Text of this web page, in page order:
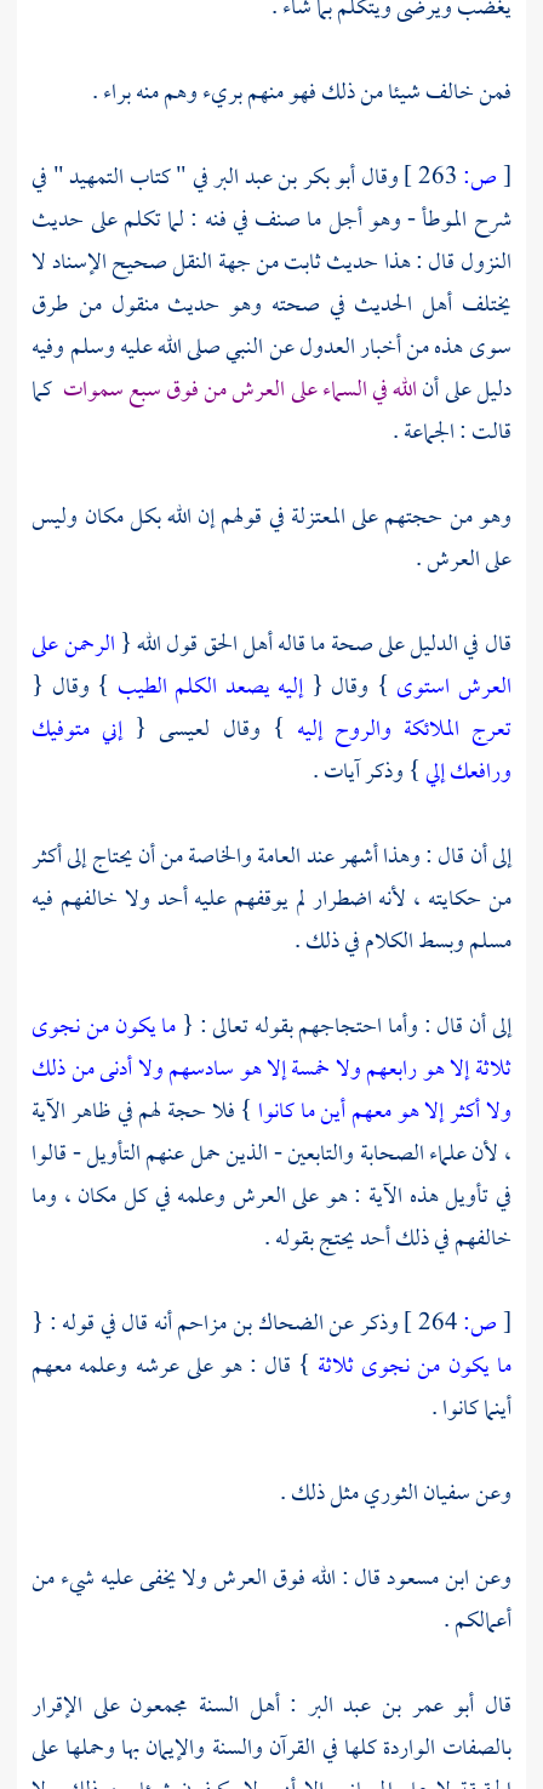
فمن خالف شيئا من ذلك فهو منهم بريء وهم منه براء .
[ص: وقالأبو بكر بن عبد البرفي " كتاب التمهيد " في
شرح الموطأ - وهو أجل ما صنف في فنه : لما تكلم على حديث
النزول قال : هذا حديث ثابت من جهة النقل صحيح الإسناد لا
يختلف أهل الحديث في صحته وهو حديث منقول من طرق
سوى هذه من أخبار العدول عن النبي صلى الله عليه وسلم وفيه
دليل على أنالله في السماء على العرش من فوق سبع سموات كما
قالت : الجماعة .
وهو من حجتهم علىالمعتزلةفي قولهم إن الله بكل مكان وليس
على العرش .
قال في الدليل على صحة ما قاله أهل الحق قول الله {الرحمن على
العرش استوى } وقال {إليه يصعد الكلم الطيب } وقال {
تعرج الملائكة والروح إليه } وقال لعيسى {إني متوفيك
ورافعك إلي} وذكر آيات .
إلى أن قال : وهذا أشهر عند العامة والخاصة من أن يحتاج إلى أكثر
من حكايته ، لأنه اضطرار لم يوقفهم عليه أحد ولا خالفهم فيه
مسلم وبسط الكلام في ذلك .
إلى أن قال : وأما احتجاجهم بقوله تعالى : {ما يكون من نجوى
ثلاثة إلا هو رابعهم ولا خمسة إلا هو سادسهم ولا أدنى من ذلك
ولا أكثر إلا هو معهم أين ما كانوا } فلا حجة لهم في ظاهر الآية
، لأن علماءالصحابةوالتابعين- الذين حمل عنهم التأويل - قالوا
في تأويل هذه الآية : هو على العرش وعلمه في كل مكان ، وما
خالفهم في ذلك أحد يحتج بقوله .
[ص: وذكر عنالضحاك بن مزاحمأنه قال في قوله : {
ما يكون من نجوى ثلاثة } قال : هو على عرشه وعلمه معهم
أينما كانوا .
وعنسفيان الثوريمثل ذلك .
وعنابن مسعودقال : الله فوق العرش ولا يخفى عليه شيء من
أعمالكم .
قال أبو عمر بن عبد البر :أهل السنة مجمعون على الإقرار
بالصفات الواردة كلها في القرآن والسنة والإيمان بها وحملها على